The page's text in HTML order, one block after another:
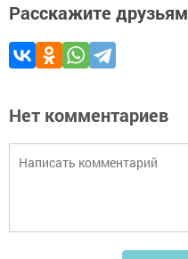
Расскажите друзьям
Нет комментариев